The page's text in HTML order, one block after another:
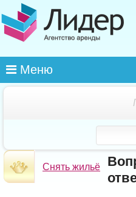
Меню
Снять жильё